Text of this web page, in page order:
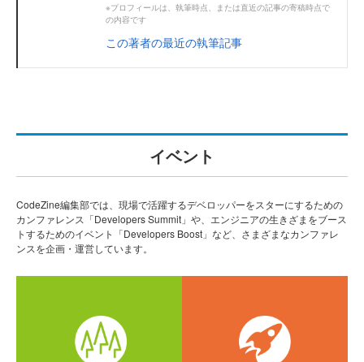
※プロフィールは、執筆時点、または直近の記事の寄稿時点で
の内容です
この著者の最近の執筆記事
イベント
CodeZine編集部では、現場で活躍するデベロッパーをスターにするための
カンファレンス「Developers Summit」や、エンジニアの生きざまをブース
トするためのイベント「Developers Boost」など、さまざまなカンファレ
ンスを企画・運営しています。